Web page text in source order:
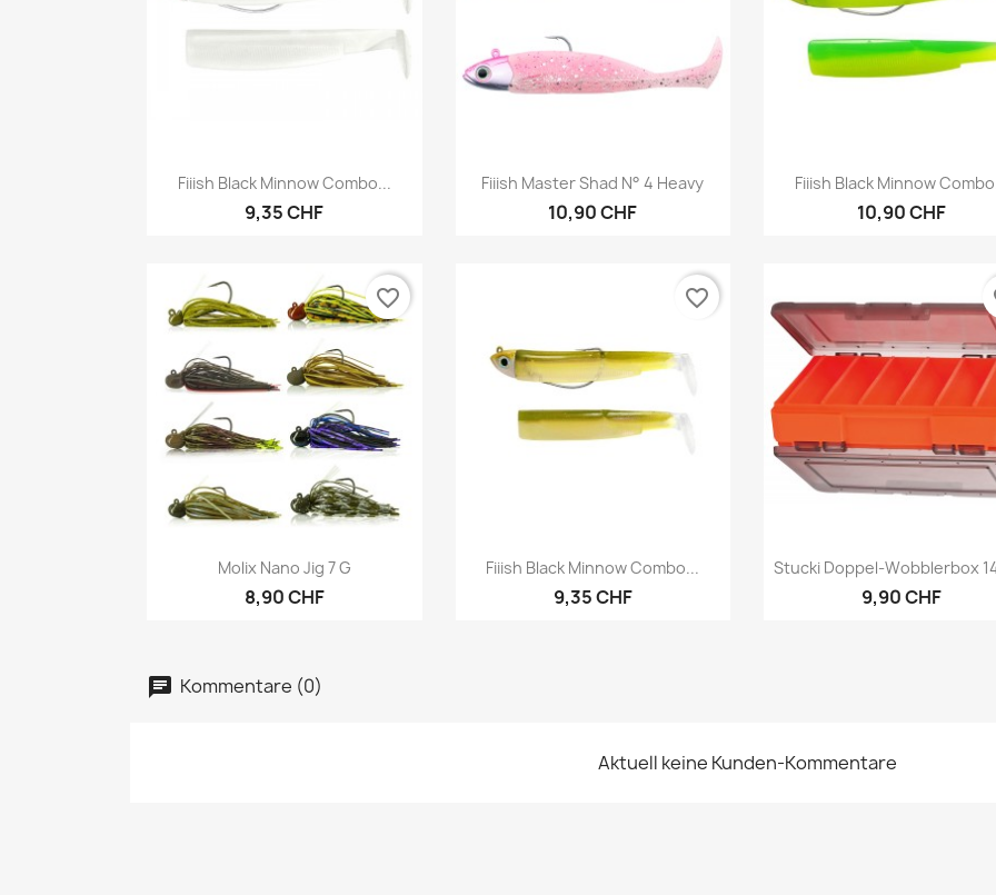
Vorschau
Fiiish Black Minnow Combo...
9,35 CHF
Vorschau
Fiiish Master Shad N° 4 Heavy
10,90 CHF
Vorschau
Fiiish Black Minnow
10,90 CHF
Vorschau
Molix Nano Jig 7 G
8,90 CHF
favorite_border
Vorschau
Fiiish Black Minnow Combo...
9,35 CHF
favorite_border
Vorschau
Stucki Doppel-Wobblerbox
9,90 CHF
Kommentare (0)
Aktuell keine Kunden-Kommentare